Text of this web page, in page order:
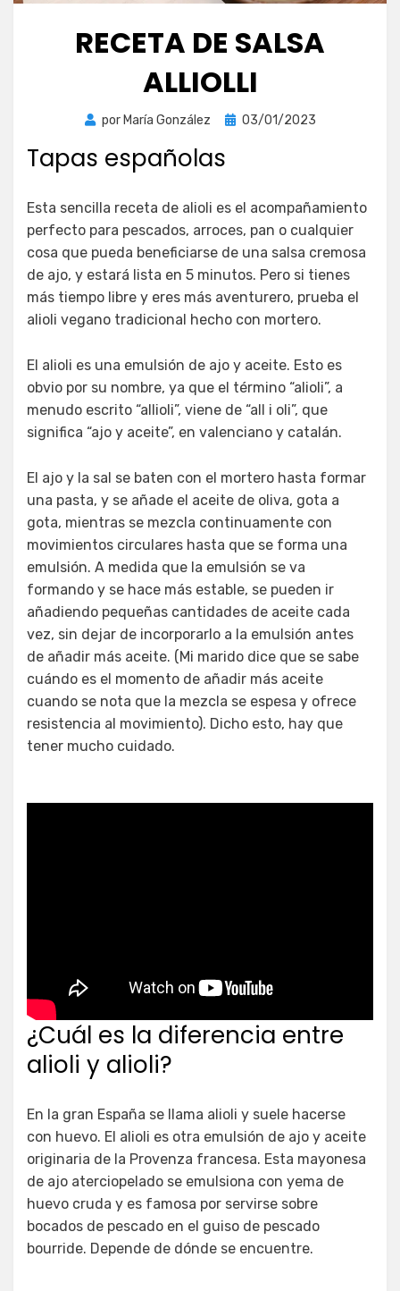
RECETA DE SALSA
ALLIOLLI
por María González
Publicada
03/01/2023
Tapas españolas
Esta sencilla receta de alioli es el acompañamiento
perfecto para pescados, arroces, pan o cualquier
cosa que pueda beneficiarse de una salsa cremosa
de ajo, y estará lista en 5 minutos. Pero si tienes
más tiempo libre y eres más aventurero, prueba el
alioli vegano tradicional hecho con mortero.
El alioli es una emulsión de ajo y aceite. Esto es
obvio por su nombre, ya que el término “alioli”, a
menudo escrito “allioli”, viene de “all i oli”, que
significa “ajo y aceite”, en valenciano y catalán.
El ajo y la sal se baten con el mortero hasta formar
una pasta, y se añade el aceite de oliva, gota a
gota, mientras se mezcla continuamente con
movimientos circulares hasta que se forma una
emulsión. A medida que la emulsión se va
formando y se hace más estable, se pueden ir
añadiendo pequeñas cantidades de aceite cada
vez, sin dejar de incorporarlo a la emulsión antes
de añadir más aceite. (Mi marido dice que se sabe
cuándo es el momento de añadir más aceite
cuando se nota que la mezcla se espesa y ofrece
resistencia al movimiento). Dicho esto, hay que
tener mucho cuidado.
¿Cuál es la diferencia entre
alioli y alioli?
En la gran España se llama alioli y suele hacerse
con huevo. El alioli es otra emulsión de ajo y aceite
originaria de la Provenza francesa. Esta mayonesa
de ajo aterciopelado se emulsiona con yema de
huevo cruda y es famosa por servirse sobre
bocados de pescado en el guiso de pescado
bourride. Depende de dónde se encuentre.